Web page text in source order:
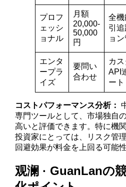
プロフ
ェッシ
ョナル
月額
20,000-
50,000
円
全
引
ョ
エンタ
ープラ
イズ
要問い
合わせ
カス
API
ート
コストパフォーマンス分析：
専門ツールとして、市場独自
高いと評価できます。特に機
投資家にとっては、リスク管
回避効果が料金を上回る可能
观澜 · GuanLanの